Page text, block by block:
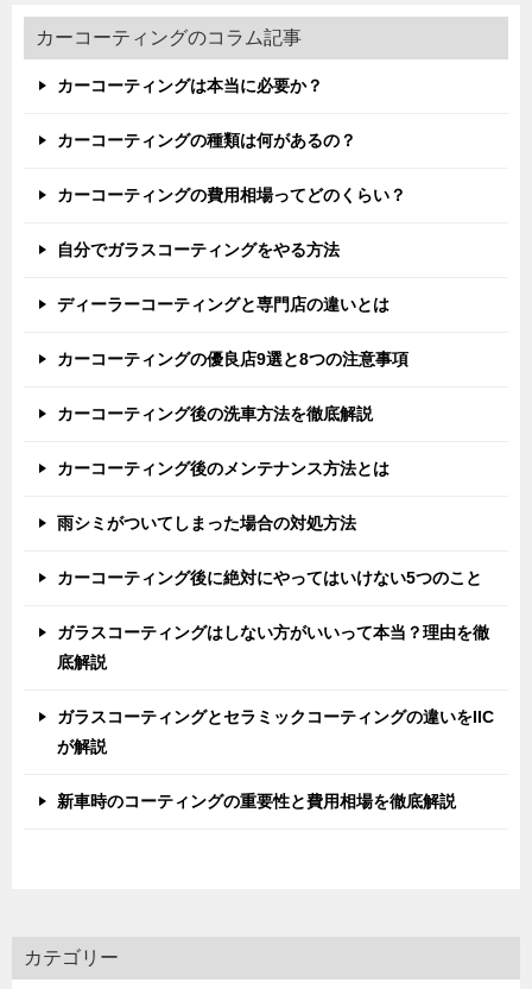
カーコーティングのコラム記事
カーコーティングは本当に必要か？
カーコーティングの種類は何があるの？
カーコーティングの費用相場ってどのくらい？
自分でガラスコーティングをやる方法
ディーラーコーティングと専門店の違いとは
カーコーティングの優良店9選と8つの注意事項
カーコーティング後の洗車方法を徹底解説
カーコーティング後のメンテナンス方法とは
雨シミがついてしまった場合の対処方法
カーコーティング後に絶対にやってはいけない5つのこと
ガラスコーティングはしない方がいいって本当？理由を徹
底解説
ガラスコーティングとセラミックコーティングの違いをIIC
が解説
新車時のコーティングの重要性と費用相場を徹底解説
カテゴリー